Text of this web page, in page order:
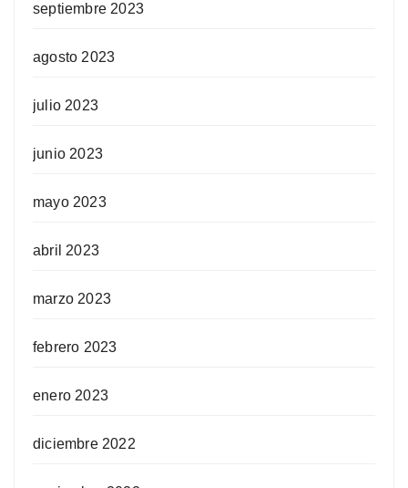
septiembre 2023
agosto 2023
julio 2023
junio 2023
mayo 2023
abril 2023
marzo 2023
febrero 2023
enero 2023
diciembre 2022